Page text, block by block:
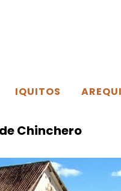
IQUITOS
Chinchero